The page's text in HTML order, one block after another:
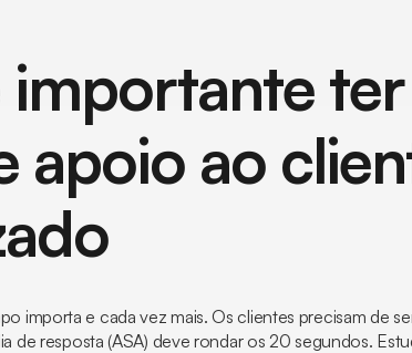
importante
apoio ao
importa e cada vez mais. Os clientes precisam de
de resposta (ASA) deve rondar os 20 segundos.